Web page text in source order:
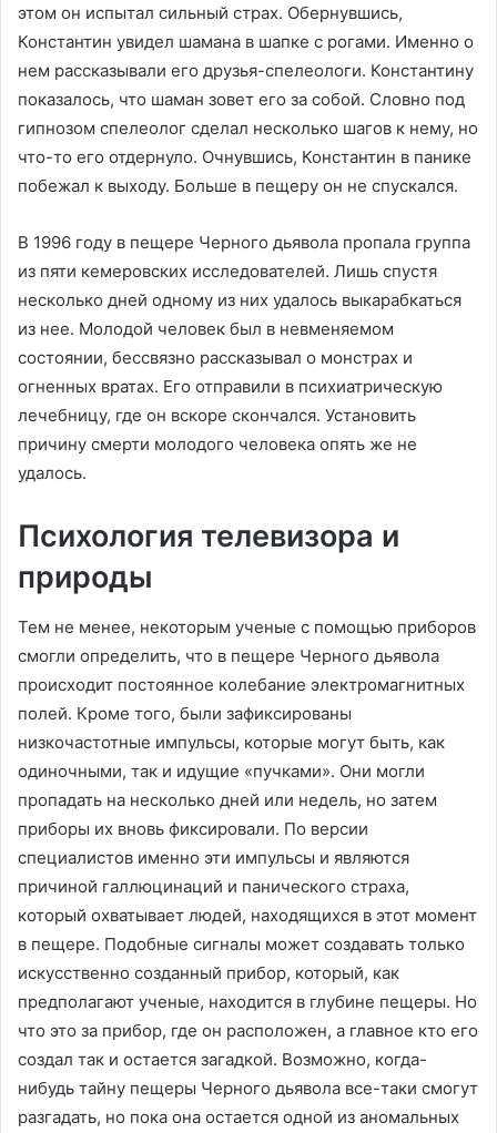
этом он испытал сильный страх. Обернувшись,
Константин увидел шамана в шапке с рогами. Именно о
нем рассказывали его друзья-спелеологи. Константину
показалось, что шаман зовет его за собой. Словно под
гипнозом спелеолог сделал несколько шагов к нему, но
что-то его отдернуло. Очнувшись, Константин в панике
побежал к выходу. Больше в пещеру он не спускался.
В 1996 году в пещере Черного дьявола пропала группа
из пяти кемеровских исследователей. Лишь спустя
несколько дней одному из них удалось выкарабкаться
из нее. Молодой человек был в невменяемом
состоянии, бессвязно рассказывал о монстрах и
огненных вратах. Его отправили в психиатрическую
лечебницу, где он вскоре скончался. Установить
причину смерти молодого человека опять же не
удалось.
Психология телевизора и
природы
Тем не менее, некоторым ученые с помощью приборов
смогли определить, что в пещере Черного дьявола
происходит постоянное колебание электромагнитных
полей. Кроме того, были зафиксированы
низкочастотные импульсы, которые могут быть, как
одиночными, так и идущие «пучками». Они могли
пропадать на несколько дней или недель, но затем
приборы их вновь фиксировали. По версии
специалистов именно эти импульсы и являются
причиной галлюцинаций и панического страха,
который охватывает людей, находящихся в этот момент
в пещере. Подобные сигналы может создавать только
искусственно созданный прибор, который, как
предполагают ученые, находится в глубине пещеры. Но
что это за прибор, где он расположен, а главное кто его
создал так и остается загадкой. Возможно, когда-
нибудь тайну пещеры Черного дьявола все-таки смогут
разгадать, но пока она остается одной из аномальных